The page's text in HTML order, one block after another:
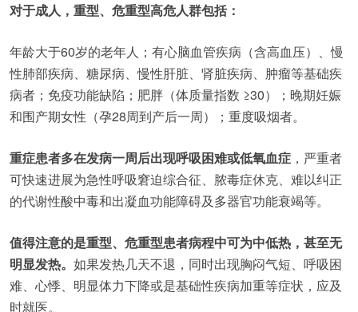
对于成人，重型、危重型高危人群包括：
年龄大于60岁的老年人；有心脑血管疾病（含高血压）、慢
性肺部疾病、糖尿病、慢性肝脏、肾脏疾病、肿瘤等基础疾
病者；免疫功能缺陷；肥胖（体质量指数 ≥30）；晚期妊娠
和围产期女性（孕28周到产后一周）；重度吸烟者。
重症患者多在发病一周后出现呼吸困难或低氧血症 ，严重者
可快速进展为急性呼吸窘迫综合征、脓毒症休克、难以纠正
的代谢性酸中毒和出凝血功能障碍及多器官功能衰竭等。
值得注意的是重型、危重型患者病程中可为中低热，甚至无
明显发热。 如果发热几天不退，同时出现胸闷气短、呼吸困
难、心悸、明显体力下降或是基础性疾病加重等症状，应及
时就医。